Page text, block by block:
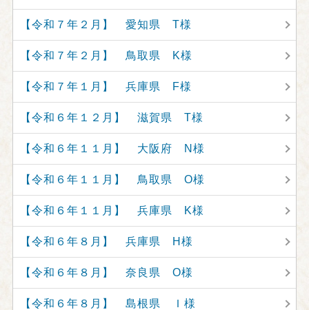
【令和７年２月】 愛知県 T様
【令和７年２月】 鳥取県 K様
【令和７年１月】 兵庫県 F様
【令和６年１２月】 滋賀県 T様
【令和６年１１月】 大阪府 N様
【令和６年１１月】 鳥取県 O様
【令和６年１１月】 兵庫県 K様
【令和６年８月】 兵庫県 H様
【令和６年８月】 奈良県 O様
【令和６年８月】 島根県 Ｉ様